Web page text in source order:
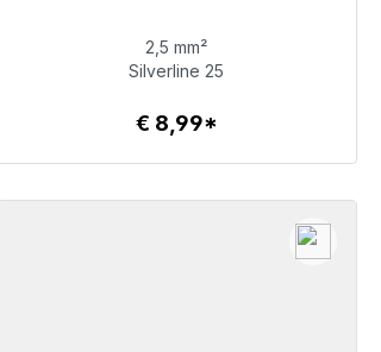
€ 8,99
Details
2,5 mm²
Silverline 25
€ 8,99*